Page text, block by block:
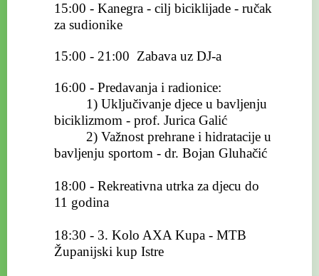
15:00 - Kanegra - cilj biciklijade - ručak
za sudionike
15:00 - 21:00 Zabava uz DJ-a
16:00 - Predavanja i radionice:
1) Uključivanje djece u bavljenju
biciklizmom - prof. Jurica Galić
2) Važnost prehrane i hidratacije u
bavljenju sportom - dr. Bojan Gluhačić
18:00 - Rekreativna utrka za djecu do
11 godina
18:30 - 3. Kolo AXA Kupa - MTB
Županijski kup Istre